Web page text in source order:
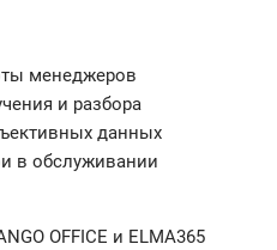
менеджеров
и разбора
данных
в обслуживании
OFFICE и ELMA365